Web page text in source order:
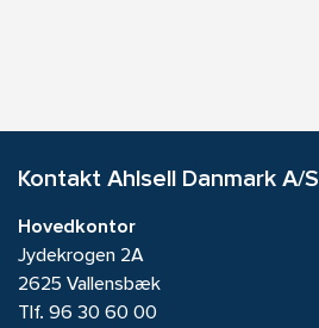
Kontakt Ahlsell Danmark A/S
Hovedkontor
Jydekrogen 2A
2625 Vallensbæk
Tlf. 96 30 60 00